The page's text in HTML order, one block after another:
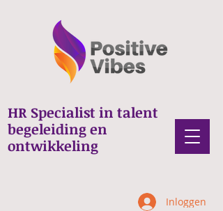
HR Specialist in talent
begeleiding en
ontwikkeling
Inloggen